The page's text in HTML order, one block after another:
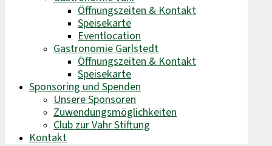
Öffnungszeiten & Kontakt
Speisekarte
Eventlocation
Gastronomie Garlstedt
Öffnungszeiten & Kontakt
Speisekarte
Sponsoring und Spenden
Unsere Sponsoren
Zuwendungsmöglichkeiten
Club zur Vahr Stiftung
Kontakt